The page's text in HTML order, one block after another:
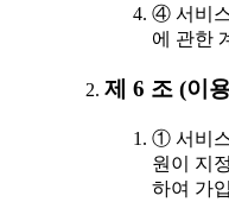
④ 서비
에 관한
제 6 조 (이
① 서비
원이 지
하여 가